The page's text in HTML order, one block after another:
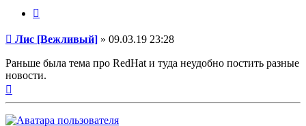
Сообщение
Лис [Вежливый] » 09.03.19 23:28
Раньше была тема про RedHat и туда неудобно постить разные
новости.
к
началу